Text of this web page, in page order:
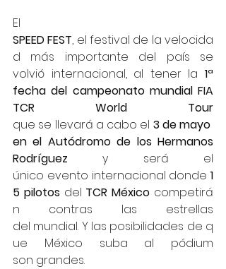
SPEED FEST, el festival de la velocida
d más importante del país se
volvió internacional, al tener la 1ª
fecha del campeonato mundial FIA
que se llevará a cabo el 3 de mayo
en el Autódromo de los Hermanos
Rodríguez y será el
único evento internacional donde 1
5 pilotos del TCR México competirá
n contras las estrellas
del mundial. Y las posibilidades de q
ue México suba al pódium
son grandes.